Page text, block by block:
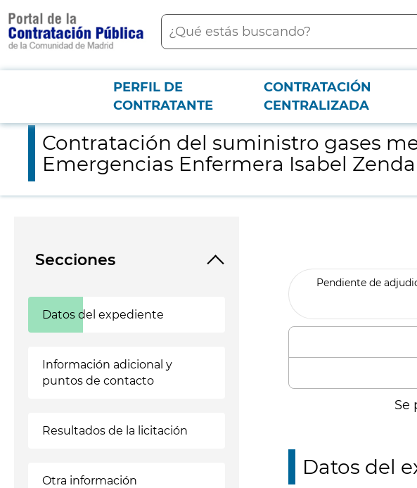
contenido
principal
Buscar
Menú PCON
PERFIL DE
CONTRATANTE
CONTRATACIÓN
CENTRALIZADA
Contratación del suministro gases medicinales-aire medicinal para el Hospital de
Contratación del suministro gases
Emergencias Enfermera Isabel
Secciones
Datos del expediente
Información adicional y
puntos de contacto
Resultados de la licitación
Otra información
Pendiente de
Se
Datos del